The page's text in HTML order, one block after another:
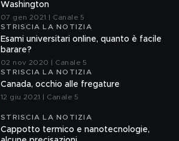
Washington
07 gen 2021 | Canale 5
STRISCIA LA NOTIZIA
Esami universitari online, quanto è facile
barare?
02 nov 2020 | Canale 5
STRISCIA LA NOTIZIA
Canada, occhio alle fregature
12 giu 2021 | Canale 5
STRISCIA LA NOTIZIA
Cappotto termico e nanotecnologie,